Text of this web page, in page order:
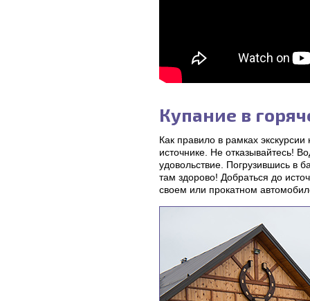
Купание в
Как правило в рамках
источнике. Не отказывайтесь!
удовольствие. Погрузившись в
там здорово! Добраться до
своем или прокатном